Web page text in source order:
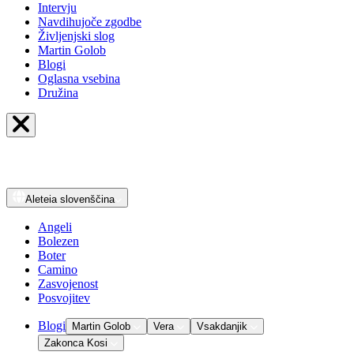
Intervju
Navdihujoče zgodbe
Življenjski slog
Martin Golob
Blogi
Oglasna vsebina
Družina
Aleteia slovenščina
Angeli
Bolezen
Boter
Camino
Zasvojenost
Posvojitev
Blogi Martin Golob Vera
Vsakdanjik
Zakonca Kosi